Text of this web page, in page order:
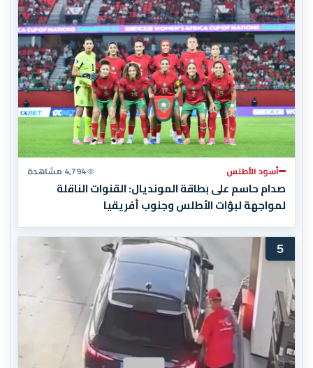
أسود الأطلس 4,794 مشاهدة
صدام حاسم على بطاقة المونديال: القنوات الناقلة
لمواجهة لبؤات الأطلس وجنوب أفريقيا
5